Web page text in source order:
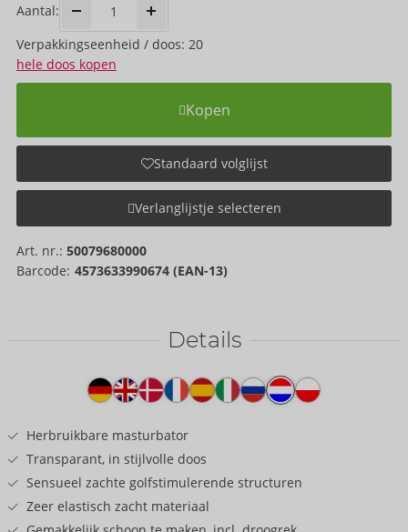
Aantal:
Verpakkings­eenheid / doos: 20
hele doos kopen
Kopen
Standaard volglijst
Verlanglijstje selecteren
Art. nr.: 50079680000
Barcode: 4573633990674 (EAN-13)
Details
Producttekst
Herbruikbare masturbator
Transparant, in stijlvolle doos
Sensueel zachte golfstimulerende structuren
Zeer elastisch zacht materiaal